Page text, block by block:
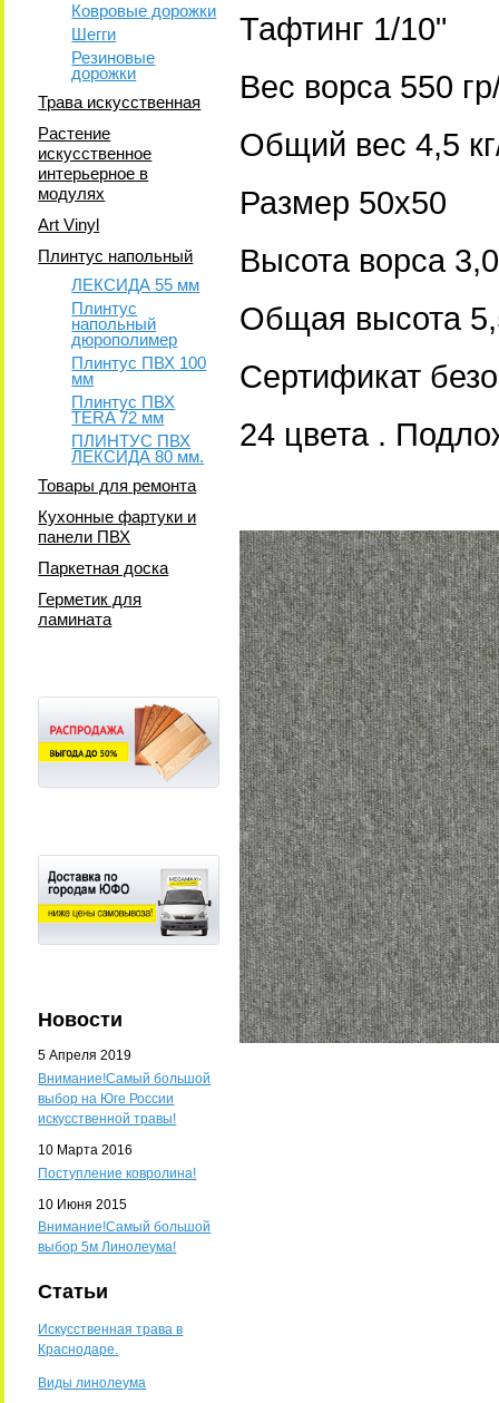
Ковровые дорожки
Шегги
Резиновые
дорожки
Трава искусственная
Растение
искусственное
интерьерное в
модулях
Art Vinyl
Плинтус напольный
ЛЕКСИДА 55 мм
Плинтус
напольный
дюрополимер
Плинтус ПВХ 100
мм
Плинтус ПВХ
TERA 72 мм
ПЛИНТУС ПВХ
ЛЕКСИДА 80 мм.
Товары для ремонта
Кухонные фартуки и
панели ПВХ
Паркетная доска
Герметик для
ламината
Новости
5 Апреля 2019
Внимание!Самый большой
выбор на Юге России
искусственной травы!
10 Марта 2016
Поступление ковролина!
10 Июня 2015
Внимание!Самый большой
выбор 5м Линолеума!
Статьи
Искусственная трава в
Краснодаре.
Виды линолеума
Тафтинг 1/10"
Вес ворса 550
Общий вес 4,5
Размер 50х50
Высота ворса
Общая высота
Сертификат
24 цвета .